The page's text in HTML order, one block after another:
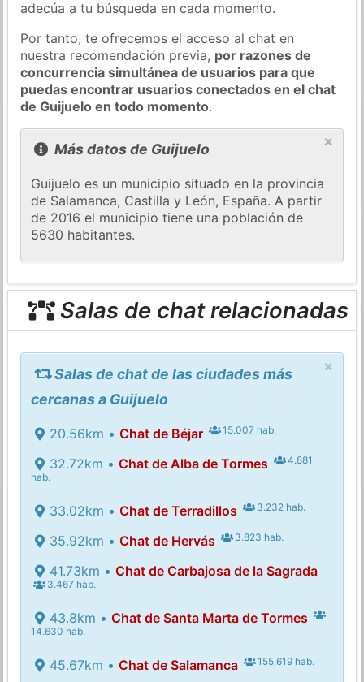
adecúa a tu búsqueda en cada momento.
Por tanto, te ofrecemos el acceso al chat en
nuestra recomendación previa, por razones de
concurrencia simultánea de usuarios para que
puedas encontrar usuarios conectados en el chat
de Guijuelo en todo momento.
×
Más datos de Guijuelo
Guijuelo es un municipio situado en la provincia
de Salamanca, Castilla y León, España. A partir
de 2016 el municipio tiene una población de
5630 habitantes.
Salas de chat relacionadas
×
Salas de chat de las ciudades más
cercanas a Guijuelo
20.56km • Chat de Béjar 15.007 hab.
32.72km • Chat de Alba de Tormes
4.881
hab.
33.02km • Chat de Terradillos 3.232 hab.
35.92km • Chat de Hervás 3.823 hab.
41.73km • Chat de Carbajosa de la Sagrada
3.467 hab.
43.8km • Chat de Santa Marta de Tormes
14.630 hab.
45.67km • Chat de Salamanca 155.619 hab.